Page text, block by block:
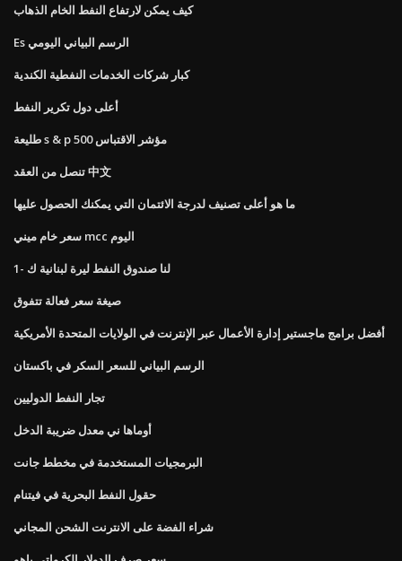
كيف يمكن لارتفاع النفط الخام الذهاب
Es الرسم البياني اليومي
كبار شركات الخدمات النفطية الكندية
أعلى دول تكرير النفط
طليعة s & p 500 مؤشر الاقتباس
تنصل من العقد 中文
ما هو أعلى تصنيف لدرجة الائتمان التي يمكنك الحصول عليها
سعر خام ميني mcc اليوم
لنا صندوق النفط ليرة لبنانية ك -1
صيغة سعر فعالة تتفوق
أفضل برامج ماجستير إدارة الأعمال عبر الإنترنت في الولايات المتحدة الأمريكية
الرسم البياني للسعر السكر في باكستان
تجار النفط الدوليين
أوماها ني معدل ضريبة الدخل
البرمجيات المستخدمة في مخطط جانت
حقول النفط البحرية في فيتنام
شراء الفضة على الانترنت الشحن المجاني